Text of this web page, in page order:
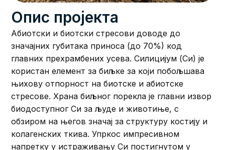
Опис пројекта
Абиотски и биотски стресови доводе до
значајних губитака приноса (до 70%) код
главних прехрамбених усева. Силицијум (Си) је
користан елемент за биљке за који побољшава
њихову отпорност на биотске и абиотске
стресове. Храна биљног порекла је главни извор
биодоступног Си за људе и животиње, с
обзиром на његов значај за структуру костију и
колагенских ткива. Упркос импресивном
напретку у истраживању Си постигнутом у